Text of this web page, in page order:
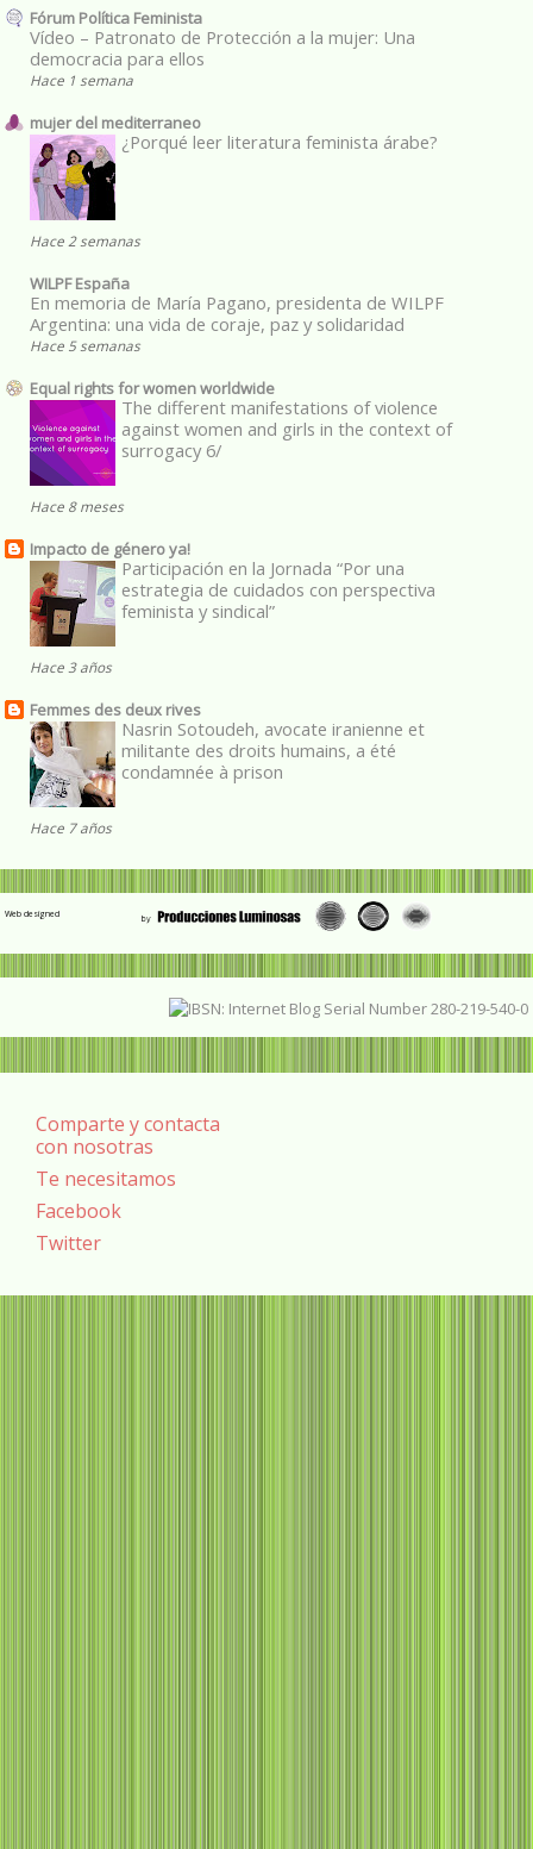
Fórum Política Feminista
Vídeo – Patronato de Protección a la mujer: Una
democracia para ellos
Hace 1 semana
mujer del mediterraneo
¿Porqué leer literatura feminista árabe?
Hace 2 semanas
WILPF España
En memoria de María Pagano, presidenta de WILPF
Argentina: una vida de coraje, paz y solidaridad
Hace 5 semanas
Equal rights for women worldwide
The different manifestations of violence
against women and girls in the context of
surrogacy 6/
Hace 8 meses
Impacto de género ya!
Participación en la Jornada “Por una
estrategia de cuidados con perspectiva
feminista y sindical”
Hace 3 años
Femmes des deux rives
Nasrin Sotoudeh, avocate iranienne et
militante des droits humains, a été
condamnée à prison
Hace 7 años
Web designed
Comparte y contacta
con nosotras
Te necesitamos
Facebook
Twitter